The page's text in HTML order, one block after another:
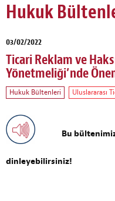
Hukuk
03/02/2022
Ticari Reklam ve
Yönetmeliği’nde
Hukuk Bültenleri Uluslararası
Bu bültenimizi
dinleyebilirsiniz!